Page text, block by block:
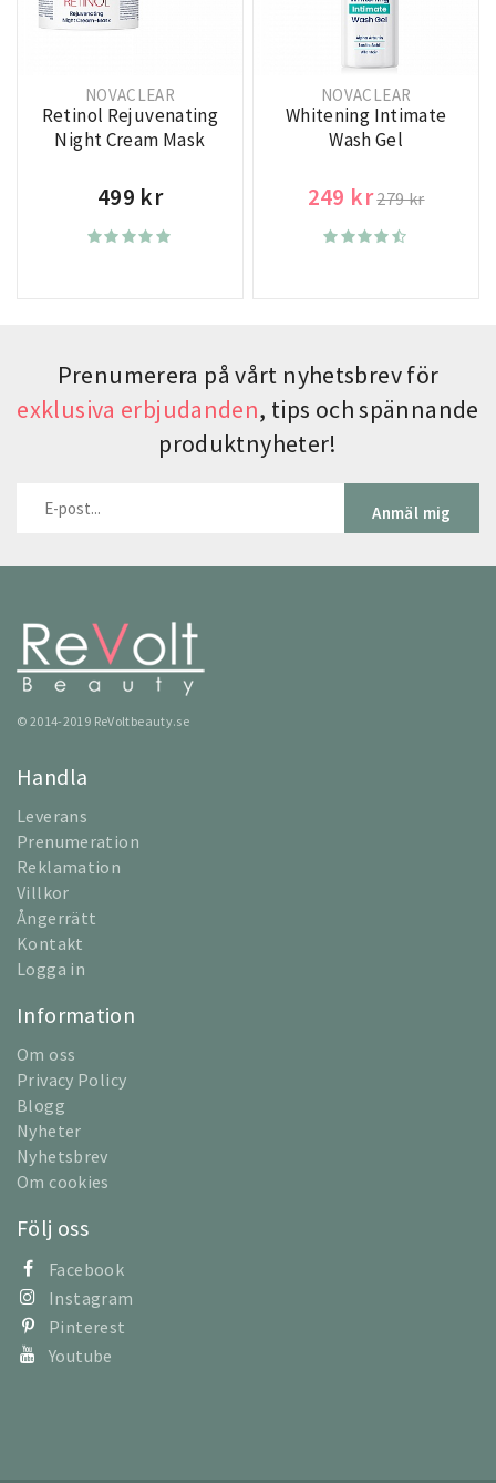
NOVACLEAR
Retinol Rejuvenating
Night Cream Mask
499 kr
NOVACLEAR
Whitening Intimate
Wash Gel
249 kr279 kr
Prenumerera på vårt nyhetsbrev för
exklusiva erbjudanden, tips och spännande
produktnyheter!
Anmäl mig
© 2014-2019 ReVoltbeauty.se
Handla
Leverans
Prenumeration
Reklamation
Villkor
Ångerrätt
Kontakt
Logga in
Information
Om oss
Privacy Policy
Blogg
Nyheter
Nyhetsbrev
Om cookies
Följ oss
Facebook
Instagram
Pinterest
Youtube